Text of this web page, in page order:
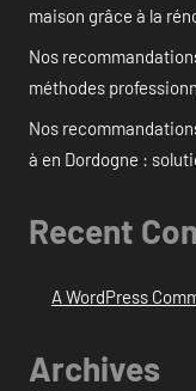
maison grâce à la
Nos
méthodes
Nos
à en Dordogne :
Recent
A WordPress
Archives